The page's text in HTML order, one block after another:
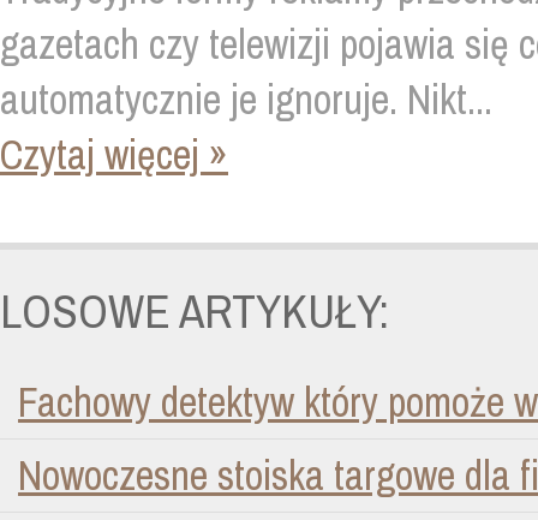
gazetach czy telewizji pojawia się
automatycznie je ignoruje. Nikt...
Czytaj więcej »
LOSOWE ARTYKUŁY:
Fachowy detektyw który pomoże
Nowoczesne stoiska targowe dla